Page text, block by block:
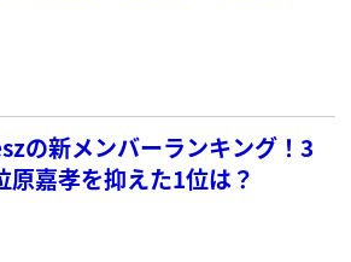
の新メンバーランキング！3
原嘉孝を抑えた1位は？